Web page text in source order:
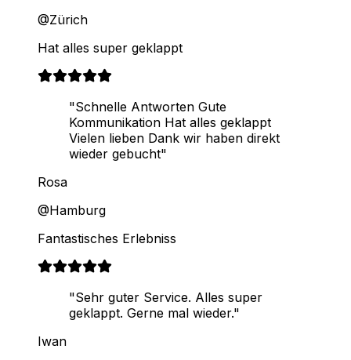
@Zürich
Hat alles super geklappt
"Schnelle Antworten Gute
Kommunikation Hat alles geklappt
Vielen lieben Dank wir haben direkt
wieder gebucht"
Rosa
@Hamburg
Fantastisches Erlebniss
"Sehr guter Service. Alles super
geklappt. Gerne mal wieder."
Iwan